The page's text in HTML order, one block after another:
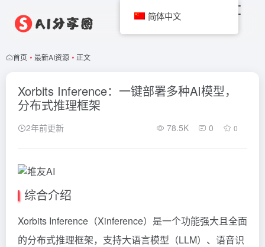
首页 • 最新AI资源 • 正文
Xorbits Inference：一键部署多种AI模型，
分布式推理框架
2年前更新 78.5K 0 0
综合介绍
Xorbits Inference（Xinference）是一个功能强大且全面
的分布式推理框架，支持大语言模型（LLM）、语音识
简体中文